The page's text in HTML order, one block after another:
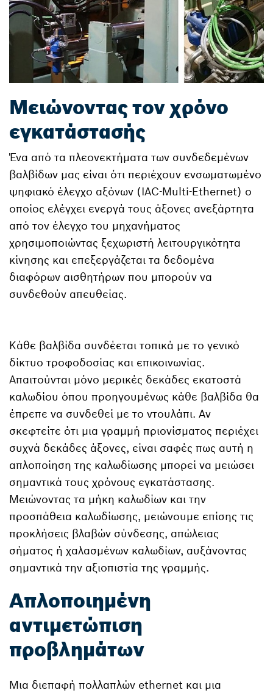
Μειώνοντας τον χρόνο
εγκατάστασής
Ένα από τα πλεονεκτήματα των συνδεδεμένων
βαλβίδων μας είναι ότι περιέχουν ενσωματωμένο
ψηφιακό έλεγχο αξόνων (IAC-Multi-Ethernet) ο
οποίος ελέγχει ενεργά τους άξονες ανεξάρτητα
από τον έλεγχο του μηχανήματος
χρησιμοποιώντας ξεχωριστή λειτουργικότητα
κίνησης και επεξεργάζεται τα δεδομένα
διαφόρων αισθητήρων που μπορούν να
συνδεθούν απευθείας.
Κάθε βαλβίδα συνδέεται τοπικά με το γενικό
δίκτυο τροφοδοσίας και επικοινωνίας.
Απαιτούνται μόνο μερικές δεκάδες εκατοστά
καλωδίου όπου προηγουμένως κάθε βαλβίδα θα
έπρεπε να συνδεθεί με το ντουλάπι. Αν
σκεφτείτε ότι μια γραμμή πριονίσματος περιέχει
συχνά δεκάδες άξονες, είναι σαφές πως αυτή η
απλοποίηση της καλωδίωσης μπορεί να μειώσει
σημαντικά τους χρόνους εγκατάστασης.
Μειώνοντας τα μήκη καλωδίων και την
προσπάθεια καλωδίωσης, μειώνουμε επίσης τις
προκλήσεις βλαβών σύνδεσης, απώλειας
σήματος ή χαλασμένων καλωδίων, αυξάνοντας
σημαντικά την αξιοπιστία της γραμμής.
Απλοποιημένη
αντιμετώπιση
προβλημάτων
Μια διεπαφή πολλαπλών ethernet και μια